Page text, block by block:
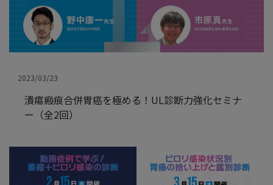
2023/03/23
潰瘍瘢痕合併胃癌を極める！UL診断力強化セミナ
ー（全2回）